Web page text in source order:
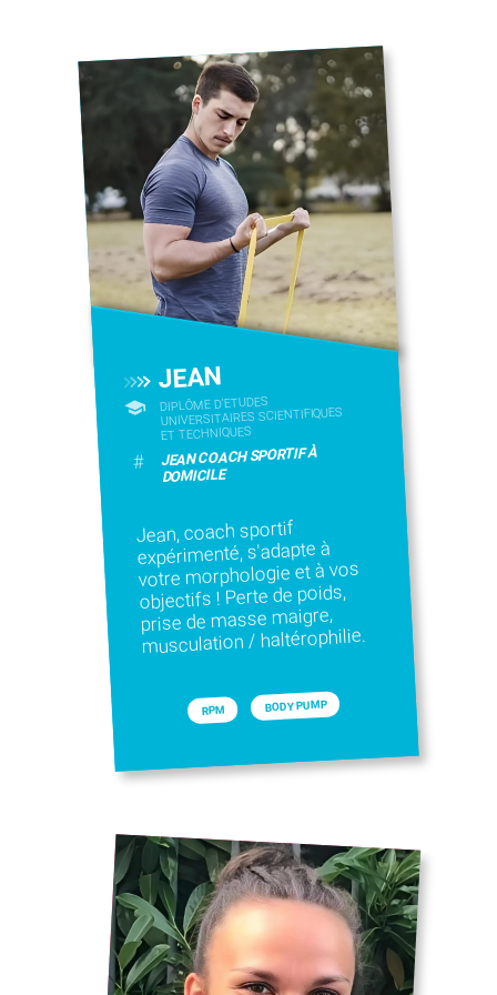
JEAN
DIPLÔME D'ETUDES
UNIVERSITAIRES SCIENTIFIQUES
ET TECHNIQUES
# JEAN COACH SPORTIF À
DOMICILE
Jean, coach sportif
expérimenté, s'adapte à
votre morphologie et à vos
objectifs ! Perte de poids,
prise de masse maigre,
musculation / haltérophilie.
RPM BODY PUMP